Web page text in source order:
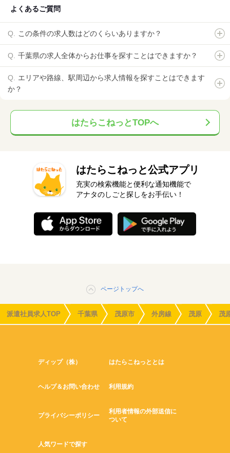
よくあるご質問
この条件の求人数はどのくらいありますか？
千葉県の求人全体からお仕事を探すことはできますか？
エリアや路線、駅周辺から求人情報を探すことはできます
か？
はたらこねっとTOPへ
はたらこねっと公式アプリ
充実の検索機能と便利な通知機能で
アナタのしごと探しをお手伝い！
ページトップへ
派遣社員求人TOP 千葉県 茂原市 外房線 茂原 茂
ディップ（株） はたらこねっととは
ヘルプ＆お問い合わせ 利用規約
プライバシーポリシー
利用者情報の外部送信に
ついて
人気ワードで探す